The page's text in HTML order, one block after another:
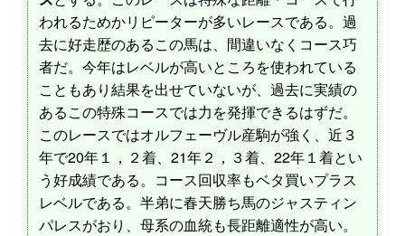
われるためかリピーターが多いレースである。過
去に好走歴のあるこの馬は、間違いなくコース巧
者だ。今年はレベルが高いところを使われている
こともあり結果を出せていないが、過去に実績の
あるこの特殊コースでは力を発揮できるはずだ。
このレースではオルフェーヴル産駒が強く、近３
年で20年１，２着、21年２，３着、22年１着とい
う好成績である。コース回収率もベタ買いプラス
レベルである。半弟に春天勝ち馬のジャスティン
パレスがおり、母系の血統も長距離適性が高い。